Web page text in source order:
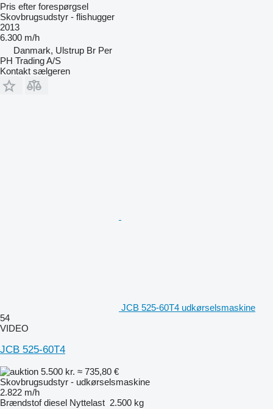
Pris efter forespørgsel
Skovbrugsudstyr - flishugger
2013
6.300 m/h
Danmark, Ulstrup Br Per
PH Trading A/S
Kontakt sælgeren
JCB 525-60T4 udkørselsmaskine
54
VIDEO
JCB 525-60T4
5.500 kr. ≈ 735,80 €
Skovbrugsudstyr - udkørselsmaskine
2.822 m/h
Brændstof diesel Nyttelast 2.500 kg